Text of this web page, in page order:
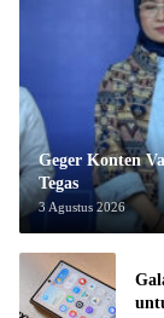
Geger Konten
Tegas
3 Agustus 2026